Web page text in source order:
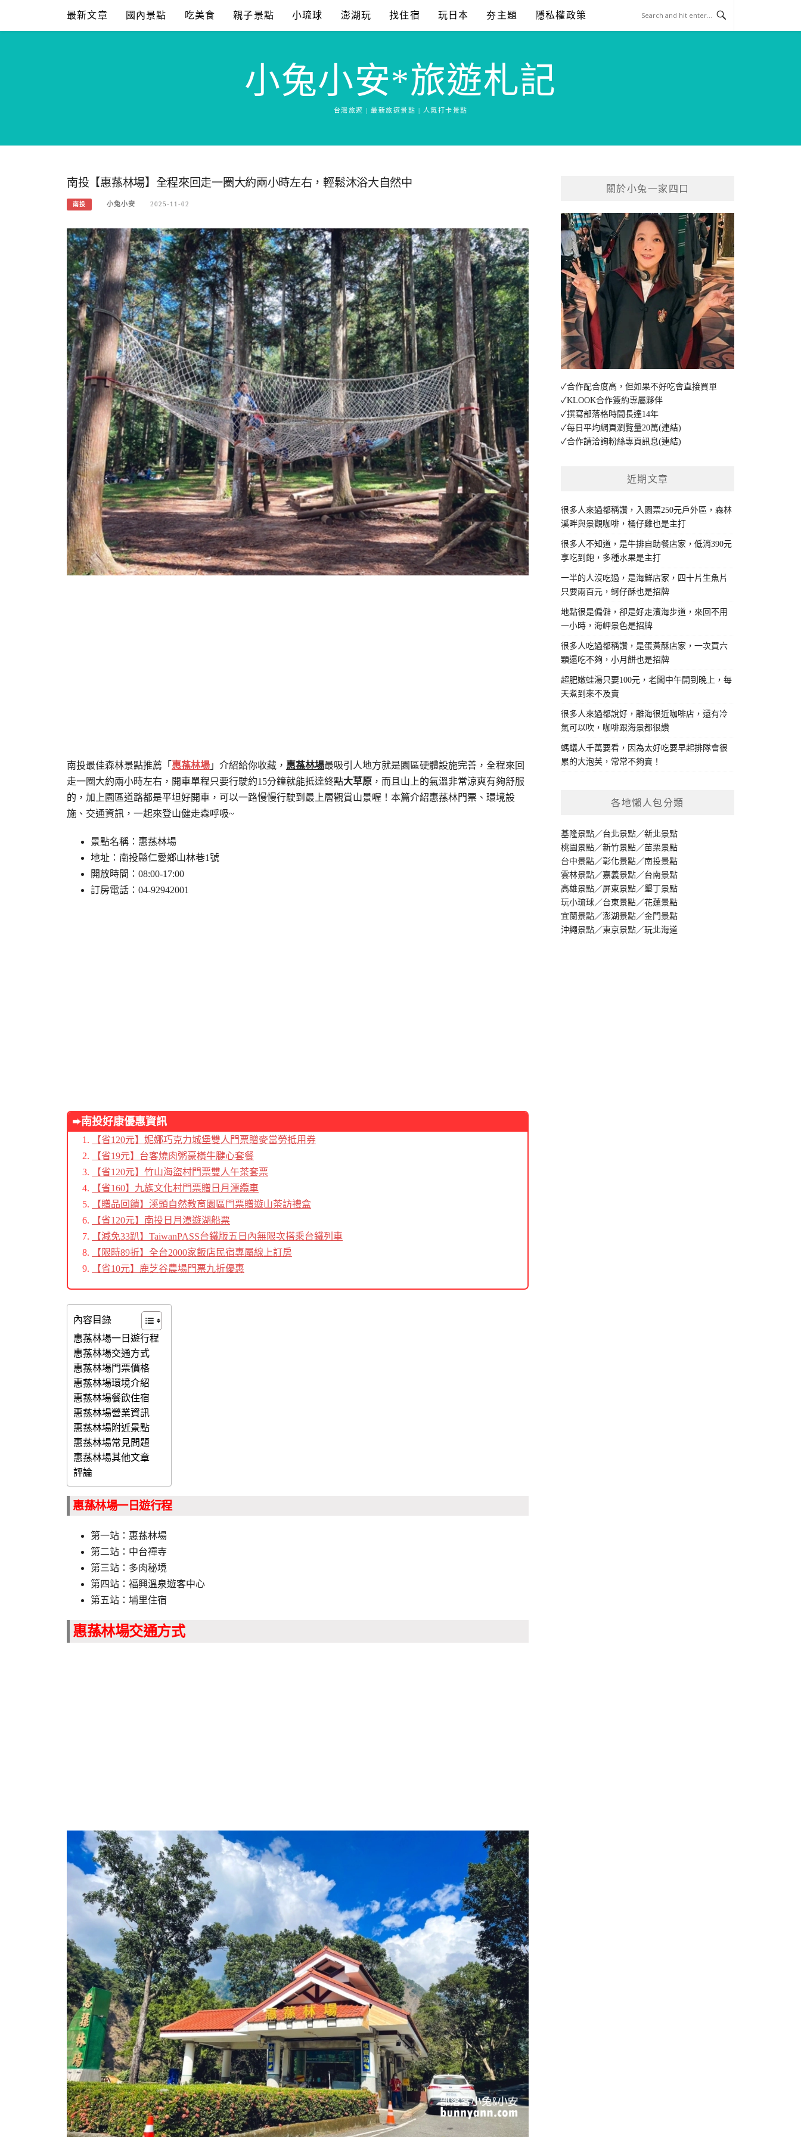
content
最新文章 國內景點 吃美食 親子景點 小琉球 澎湖玩 找住宿 玩日本 夯主題 隱私權政策
小兔小安*旅遊札記
台灣旅遊 | 最新旅遊景點 | 人氣打卡景點
南投【惠蓀林場】全程來回走一圈大約兩小時左右，輕鬆沐浴大自然中
南投 小兔小安 2025-11-02
南投最佳森林景點推薦「 惠蓀林場 」介紹給你收藏， 惠蓀林場最吸引人地方就是園區硬體設施完善，全程來回
走一圈大約兩小時左右，開車單程只要行駛約15分鐘就能抵達終點大草原 ，而且山上的氣溫非常涼爽有夠舒服
的，加上園區道路都是平坦好開車，可以一路慢慢行駛到最上層觀賞山景喔！本篇介紹惠蓀林門票、環境設
施、交通資訊，一起來登山健走森呼吸~
景點名稱：惠蓀林場
地址：南投縣仁愛鄉山林巷1號
開放時間：08:00-17:00
訂房電話：04-92942001
➨南投好康優惠資訊
【省120元】妮娜巧克力城堡雙人門票贈麥當勞抵用券
【省19元】台客燒肉粥豪橫牛腱心套餐
【省120元】竹山海盜村門票雙人午茶套票
【省160】九族文化村門票贈日月潭纜車
【贈品回饋】溪頭自然教育園區門票贈遊山茶訪禮盒
【省120元】南投日月潭遊湖船票
【減免33趴】TaiwanPASS台鐵版五日內無限次搭乘台鐵列車
【限時89折】全台2000家飯店民宿專屬線上訂房
【省10元】鹿芝谷農場門票九折優惠
內容目錄
惠蓀林場一日遊行程
惠蓀林場交通方式
惠蓀林場門票價格
惠蓀林場環境介紹
惠蓀林場餐飲住宿
惠蓀林場營業資訊
惠蓀林場附近景點
惠蓀林場常見問題
惠蓀林場其他文章
評論
惠蓀林場一日遊行程
第一站：惠蓀林場
第二站：中台禪寺
第三站：多肉秘境
第四站：福興溫泉遊客中心
第五站：埔里住宿
惠蓀林場交通方式
關於小兔一家四口
✓合作配合度高，但如果不好吃會直接買單
✓KLOOK合作簽約專屬夥伴
✓撰寫部落格時間長達14年
✓每日平均網頁瀏覽量20萬(連結)
✓合作請洽詢粉絲專頁訊息(連結)
近期文章
很多人來過都稱讚，入園票250元戶外區，森林
溪畔與景觀咖啡，桶仔雞也是主打
很多人不知道，是牛排自助餐店家，低消390元
享吃到飽，多種水果是主打
一半的人沒吃過，是海鮮店家，四十片生魚片
只要兩百元，蚵仔酥也是招牌
地點很是偏僻，卻是好走濱海步道，來回不用
一小時，海岬景色是招牌
很多人吃過都稱讚，是蛋黃酥店家，一次買六
顆還吃不夠，小月餅也是招牌
超肥嫩蛙湯只要100元，老闆中午開到晚上，每
天煮到來不及賣
很多人來過都說好，離海很近咖啡店，還有冷
氣可以吹，咖啡跟海景都很讚
螞蟻人千萬要看，因為太好吃要早起排隊會很
累的大泡芙，常常不夠賣！
各地懶人包分類
基隆景點／台北景點／新北景點
桃園景點／新竹景點／苗栗景點
台中景點／彰化景點／南投景點
雲林景點／嘉義景點／台南景點
高雄景點／屏東景點／墾丁景點
玩小琉球／台東景點／花蓮景點
宜蘭景點／澎湖景點／金門景點
沖繩景點／東京景點／玩北海道